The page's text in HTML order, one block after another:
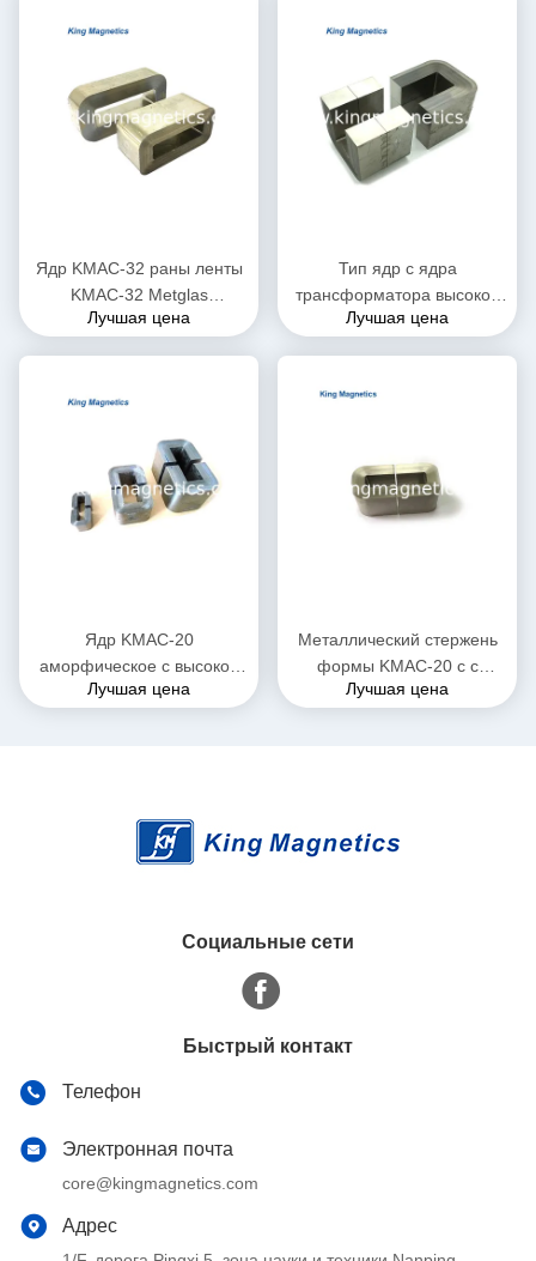
Ядр KMAC-32 раны ленты
KMAC-32 Metglas
аморфическое отрезанное
Лучшая цена
Тип ядр c ядра
трансформатора высокой
эффективности KMAC-20
Лучшая цена
Ядр KMAC-20
аморфическое c высокой
проницаемости для
Лучшая цена
Металлический стержень
формы KMAC-20 c с
аморфической лентой для
Лучшая цена
Социальные сети
Быстрый контакт
Телефон
Электронная почта
core@kingmagnetics.com
Адрес